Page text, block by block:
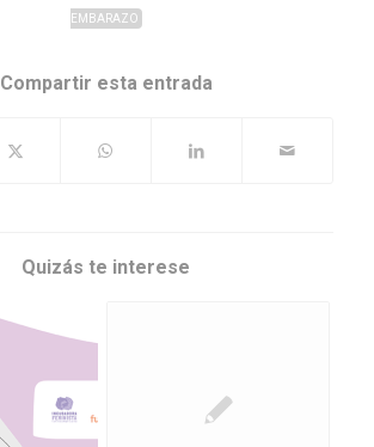
EMBARAZO
Compartir esta entrada
Quizás te interese